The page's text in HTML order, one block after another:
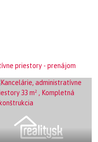
priestory - prenájom